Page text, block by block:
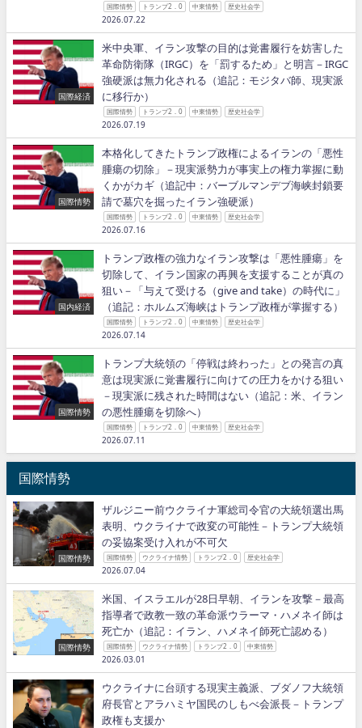
国際情勢 トランプ2．0 中東情勢 歴史社会学
2026.07.22
国際経済
米中央軍、イラン攻撃の目的は覚書履行を妨害した
革命防衛隊（IRGC）を「罰するため」と明言－IRGC
強硬派は無力化される（追記：モジタバ師、現実派
に移行か）
国際情勢 トランプ2．0 中東情勢 歴史社会学
2026.07.19
国際情勢
本格化してきたトランプ政権によるイランの「悪性
腫瘍の切除」－現実派勢力が事実上の権力掌握に動
くかがカギ（追記中：バーブルマンデブ海峡封鎖要
請で墓穴を掘ったイラン強硬派）
国際情勢 トランプ2．0 中東情勢 歴史社会学
2026.07.16
国内経済
トランプ政権の強力なイラン攻撃は「悪性腫瘍」を
切除して、イラン国家の再興を支援することが真の
狙い－「与えて受ける（give and take）の時代に」
（追記：ホルムズ海峡はトランプ政権が掌握する）
国際情勢 トランプ2．0 中東情勢 歴史社会学
2026.07.14
国際情勢
トランプ大統領の「停戦は終わった」との発言の真
意は現実派に覚書履行に向けての圧力をかける狙い
－現実派に残された時間はない（追記：米、イラン
の悪性腫瘍を切除へ）
国際情勢 トランプ2．0 中東情勢 歴史社会学
2026.07.11
国際情勢
国際情勢
ザルジニー前ウクライナ軍総司令官の大統領選出馬
表明、ウクライナで政変の可能性－トランプ大統領
の妥協案受け入れが不可欠
国際情勢 ウクライナ情勢 トランプ2．0 歴史社会学
2026.07.04
国際情勢
米国、イスラエルが28日早朝、イランを攻撃－最高
指導者で政教一致の革命派ウラーマ・ハメネイ師は
死亡か（追記：イラン、ハメネイ師死亡認める）
国際情勢 ウクライナ情勢 トランプ2．0 中東情勢
2026.03.01
ウクライナに台頭する現実主義派、ブダノフ大統領
府長官とアラハミヤ国民のしもべ会派長－トランプ
政権も支援か